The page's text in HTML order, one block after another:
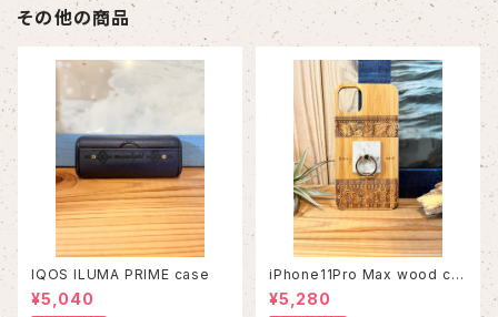
その他の商品
IQOS ILUMA PRIME case
¥5,040
iPhone11Pro Max wood ca
se
¥5,280